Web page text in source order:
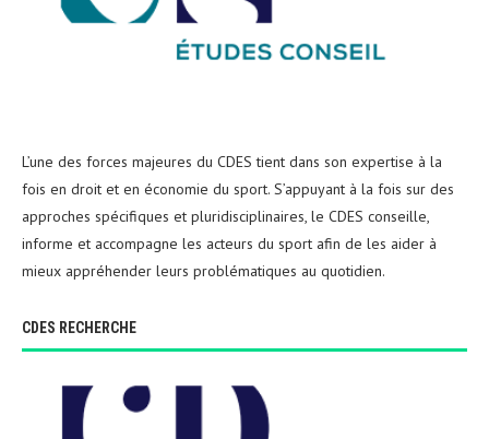
L’une des forces majeures du CDES tient dans son expertise à la
fois en droit et en économie du sport. S’appuyant à la fois sur des
approches spécifiques et pluridisciplinaires, le CDES conseille,
informe et accompagne les acteurs du sport afin de les aider à
mieux appréhender leurs problématiques au quotidien.
CDES RECHERCHE